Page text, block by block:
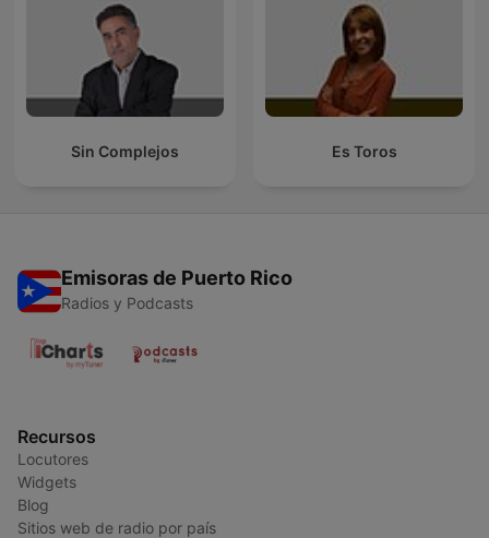
Sin Complejos Es Toros
Emisoras de Puerto Rico
Radios y Podcasts
Recursos
Locutores
Widgets
Blog
Sitios web de radio por país